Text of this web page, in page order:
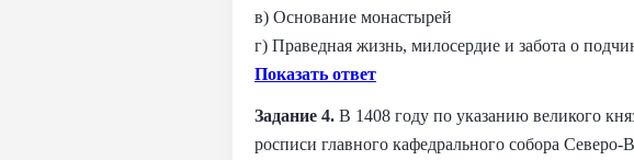
в) Основание монастырей
г) Праведная жизнь, милосердие и забота о
Показать ответ
Задание 4. В 1408 году по указанию великого
росписи главного кафедрального собора